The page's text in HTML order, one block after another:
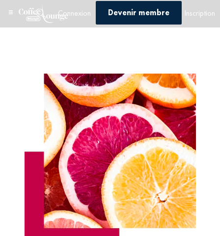
Connexion Devenir membre Inscription